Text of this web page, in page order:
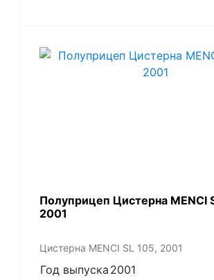
Полуприцеп Цистерна MENCI
2001
Цистерна MENCI SL 105, 2001
Год выпуска 2001